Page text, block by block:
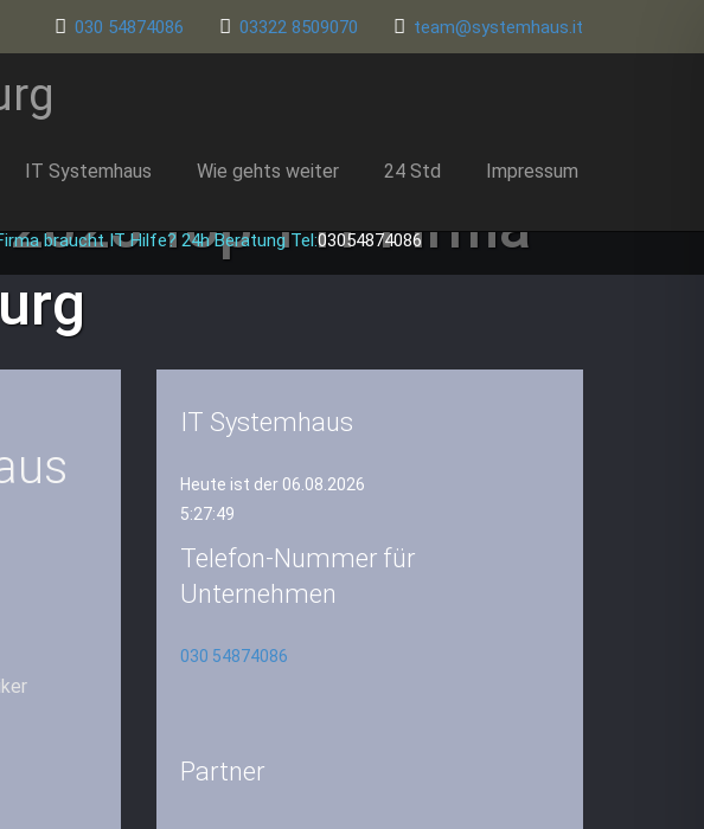
030 54874086 03322 8509070 team@systemhaus.it
IT Systemhaus Wie gehts weiter 24 Std Impressum
2025 Top 1 IT Firma
braucht IT Hilfe? 24h Beratung Tel:03054874086
IT Systemhaus
Heute ist der 06.08.2026
5:27:50
Telefon-Nummer für
Unternehmen
030 54874086
Partner